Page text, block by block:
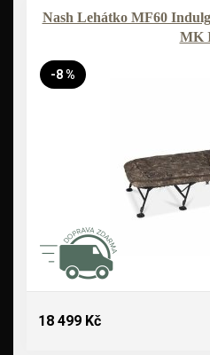
Nash Lehátko MF60
MK
-8 %
18 499 Kč